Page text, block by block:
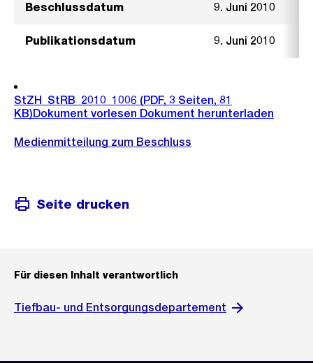
Beschlussdatum 9. Juni 2010
Publikationsdatum 9. Juni 2010
StZH_StRB_2010_1006 (PDF, 3 Seiten, 81
KB)Dokument vorlesen Dokument herunterladen
Medienmitteilung zum Beschluss
Seite drucken
Für diesen Inhalt verantwortlich
Tiefbau- und Entsorgungsdepartement